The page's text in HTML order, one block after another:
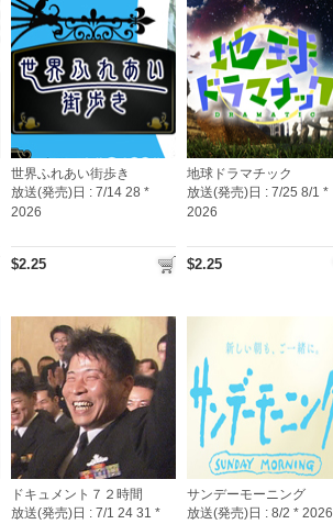
世界ふれあい街歩き
放送(発売)日 : 7/14 28 *
2026
$2.25
地球ドラマチック
放送(発売)日 : 7/25 8/1 *
2026
$2.25
ドキュメント７２時間
放送(発売)日 : 7/1 24 31 *
サンデーモーニング
放送(発売)日 : 8/2 * 2026